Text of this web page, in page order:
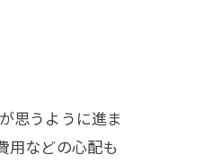
思うように進ま
用などの心配も